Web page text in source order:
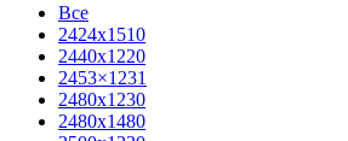
Все
2424х1510
2440х1220
2453×1231
2480х1230
2480х1480